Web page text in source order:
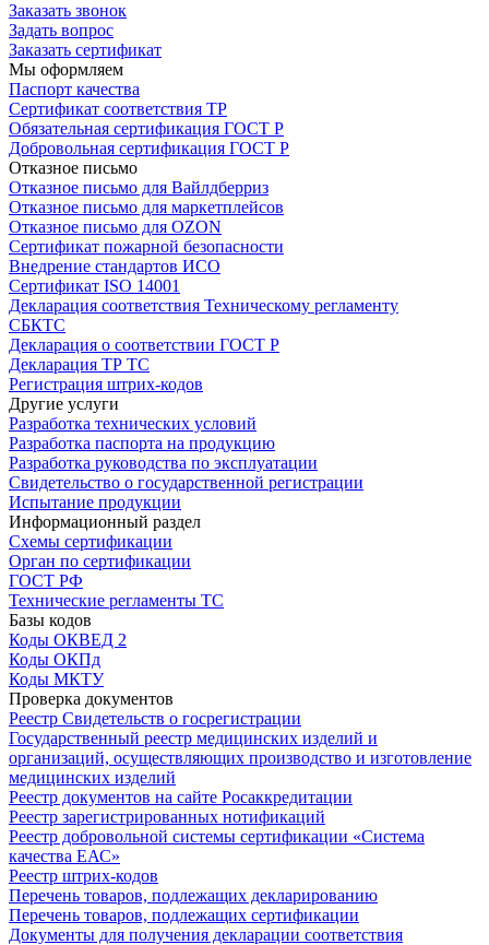
Заказать звонок
Задать вопрос
Заказать сертификат
Мы оформляем
Паспорт качества
Сертификат соответствия ТР
Обязательная сертификация ГОСТ Р
Добровольная сертификация ГОСТ Р
Отказное письмо
Отказное письмо для Вайлдберриз
Отказное письмо для маркетплейсов
Отказное письмо для OZON
Сертификат пожарной безопасности
Внедрение стандартов ИСО
Сертификат ISO 14001
Декларация соответствия Техническому регламенту
СБКТС
Декларация о соответствии ГОСТ Р
Декларация ТР ТС
Регистрация штрих-кодов
Другие услуги
Разработка технических условий
Разработка паспорта на продукцию
Разработка руководства по эксплуатации
Свидетельство о государственной регистрации
Испытание продукции
Информационный раздел
Схемы сертификации
Орган по сертификации
ГОСТ РФ
Технические регламенты ТС
Базы кодов
Коды ОКВЕД 2
Коды ОКПд
Коды МКТУ
Проверка документов
Реестр Свидетельств о госрегистрации
Государственный реестр медицинских изделий и
организаций, осуществляющих производство и изготовление
медицинских изделий
Реестр документов на сайте Росаккредитации
Реестр зарегистрированных нотификаций
Реестр добровольной системы сертификации «Система
качества ЕАС»
Реестр штрих-кодов
Перечень товаров, подлежащих декларированию
Перечень товаров, подлежащих сертификации
Документы для получения декларации соответствия